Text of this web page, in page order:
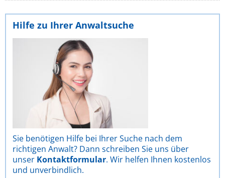
Hilfe zu Ihrer Anwaltsuche
Sie benötigen Hilfe bei Ihrer Suche nach dem
richtigen Anwalt? Dann schreiben Sie uns über
unser Kontaktformular. Wir helfen Ihnen kostenlos
und unverbindlich.